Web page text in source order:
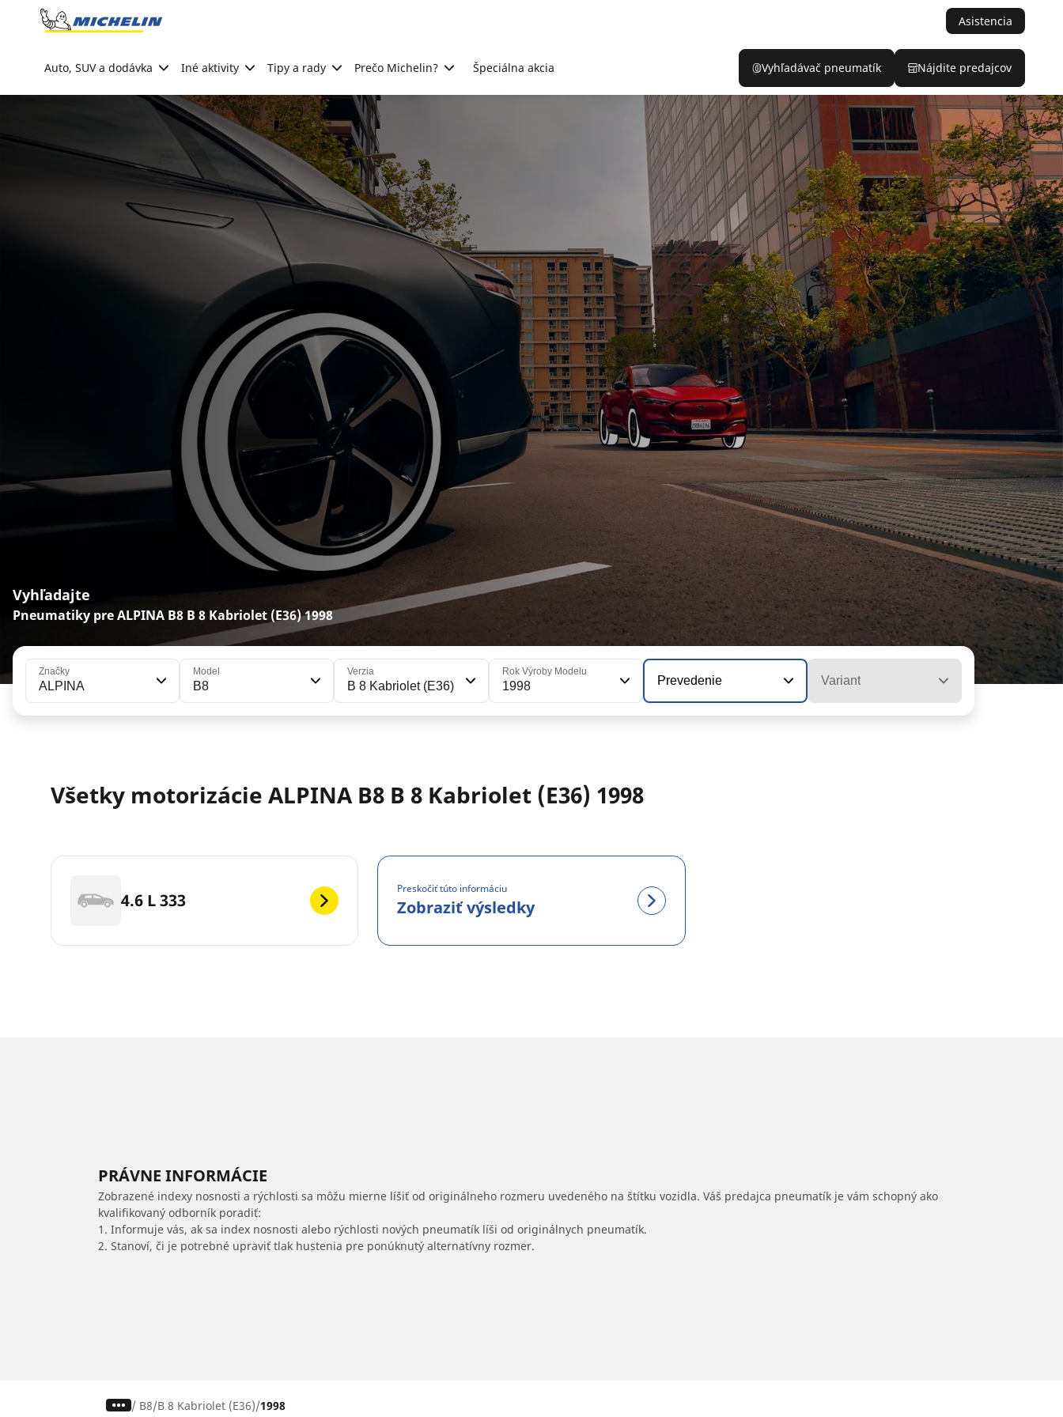
Go to page content
Asistencia
Auto, SUV a dodávka Iné aktivity Tipy a rady Prečo Michelin? Špeciálna akcia Vyhľadávač pneumatík Nájdite predajcov
Vyhľadajte
Pneumatiky pre ALPINA B8 B 8 Kabriolet (E36) 1998
Značky
ALPINA
Model
B8
Verzia
B 8 Kabriolet (E36)
Rok Výroby Modelu
1998 Prevedenie Variant
Všetky motorizácie ALPINA B8 B 8 Kabriolet (E36) 1998
4.6 L 333
Preskočiť túto informáciu
Zobraziť výsledky
PRÁVNE INFORMÁCIE
Zobrazené indexy nosnosti a rýchlosti sa môžu mierne líšiť od originálneho rozmeru uvedeného na štítku vozidla. Váš predajca pneumatík je vám schopný ako
kvalifikovaný odborník poradiť:
1. Informuje vás, ak sa index nosnosti alebo rýchlosti nových pneumatík líši od originálnych pneumatík.
2. Stanoví, či je potrebné upraviť tlak hustenia pre ponúknutý alternatívny rozmer.
/ B8 B 8 Kabriolet (E36) 1998